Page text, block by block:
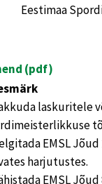
Eestimaa
(pdf)
laskuritele
EMSL
harjutustes.
EMSL Jõud